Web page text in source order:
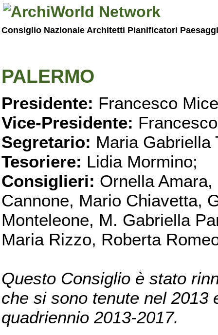
Consiglio Nazionale Architetti Pianificatori
PALERMO
Presidente: Francesco
Vice-Presidente:
Segretario: Maria Gabriella
Tesoriere: Lidia Mormino;
Consiglieri: Ornella
Cannone, Mario Chiavetta,
Monteleone, M. Gabriella
Maria Rizzo, Roberta
Questo Consiglio è stato
che si sono tenute nel 2013
quadriennio 2013-2017.